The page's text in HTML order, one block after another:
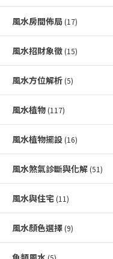
風水房間佈局 (17)
風水招財象徵 (15)
風水方位解析 (5)
風水植物 (117)
風水植物擺設 (16)
風水煞氣診斷與化解 (51)
風水與住宅 (11)
風水顏色選擇 (9)